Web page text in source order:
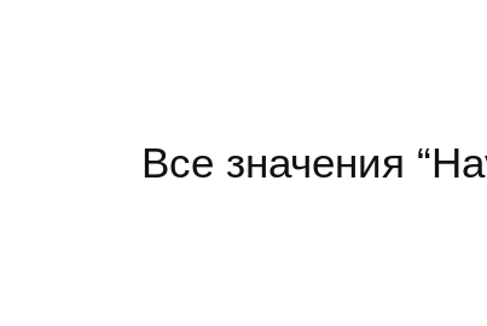
Все значения